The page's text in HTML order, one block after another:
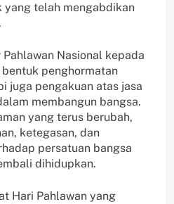
telah mengabdikan
Nasional kepada
penghormatan
juga pengakuan atas jasa
membangun bangsa.
yang terus berubah,
ketegasan, dan
persatuan bangsa
dihidupkan.
Hari Pahlawan yang